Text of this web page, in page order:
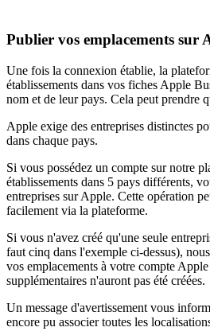
Publier vos emplacements sur
Une fois la connexion établie, la
établissements dans vos fiches Apple
nom et de leur pays. Cela peut prendre
Apple exige des entreprises distinctes
dans chaque pays.
Si vous possédez un compte sur notre
établissements dans 5 pays différents,
entreprises sur Apple. Cette opération
facilement via la plateforme.
Si vous n'avez créé qu'une seule
faut cinq dans l'exemple ci-dessus),
vos emplacements à votre compte
supplémentaires n'auront pas été créées.
Un message d'avertissement vous
encore pu associer toutes les